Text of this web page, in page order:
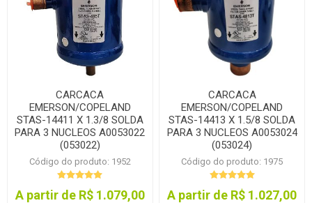
CARCACA
EMERSON/COPELAND
STAS-14411 X 1.3/8 SOLDA
PARA 3 NUCLEOS A0053022
(053022)
Código do produto: 1952
A partir de R$ 1.079,00
CARCACA
EMERSON/COPELAND
STAS-14413 X 1.5/8 SOLDA
PARA 3 NUCLEOS A0053024
(053024)
Código do produto: 1975
A partir de R$ 1.027,00